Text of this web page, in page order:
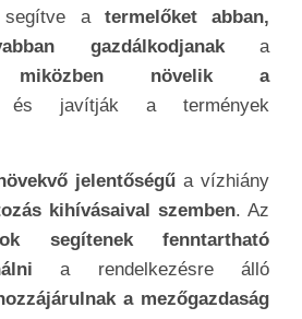
segítve a termelőket abban,
gazdálkodjanaka
növelik a
és javítják a termények
jelentőségű a vízhiány
kihívásaival szemben. Az
segítenek fenntartható
a rendelkezésre álló
a mezőgazdaság